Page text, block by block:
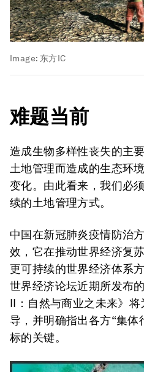
Image: 东方IC
难题当前
造成生物多样性丧失的主
土地管理而造成的生态环
变化。由此看来，我们必
续的土地管理方式。
中国在新冠肺炎疫情防治
效，它在推动世界经济复
更可持续的世界经济体系
世界经济论坛近期所发布
II：自然与商业之未来》
导，并明确指出各方“集体
标的关键。